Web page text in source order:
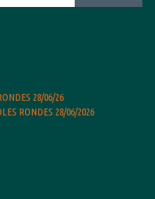
28/06/26
RONDES 28/06/2026